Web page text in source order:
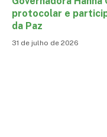
protocolar e
da Paz
31 de julho de 2026